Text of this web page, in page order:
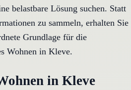
belastbare Lösung suchen. Statt
zu sammeln, erhalten Sie
Grundlage für die
Wohnen in Kleve.
in Kleve